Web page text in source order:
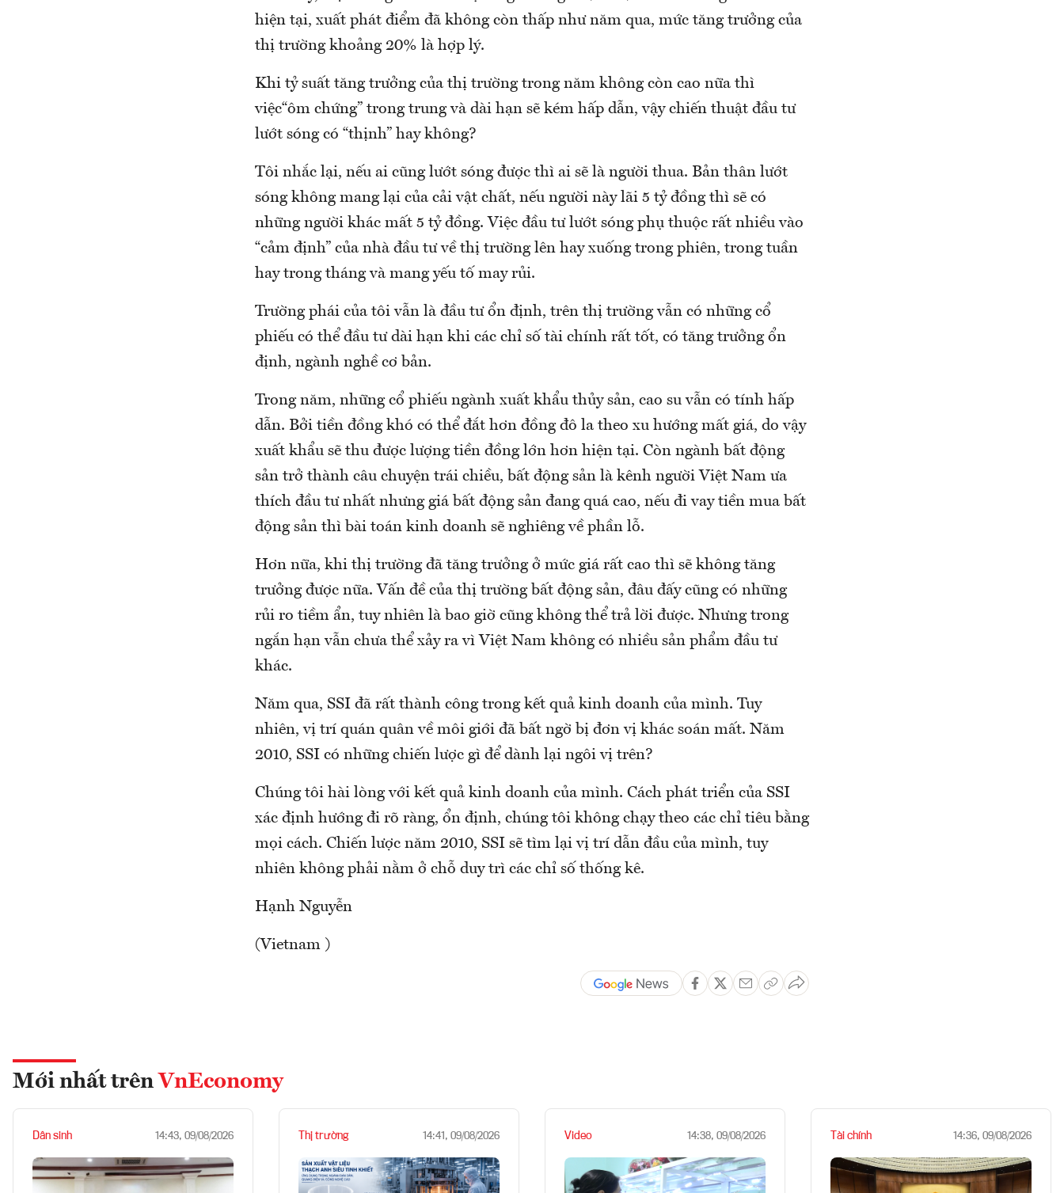
hiện tại, xuất phát điểm đã không còn thấp như năm qua, mức tăng trưởng của
thị trường khoảng 20% là hợp lý.
Khi tỷ suất tăng trưởng của thị trường trong năm không còn cao nữa thì
việc“ôm chứng” trong trung và dài hạn sẽ kém hấp dẫn, vậy chiến thuật đầu tư
lướt sóng có “thịnh” hay không?
Tôi nhắc lại, nếu ai cũng lướt sóng được thì ai sẽ là người thua. Bản thân lướt
sóng không mang lại của cải vật chất, nếu người này lãi 5 tỷ đồng thì sẽ có
những người khác mất 5 tỷ đồng. Việc đầu tư lướt sóng phụ thuộc rất nhiều vào
“cảm định” của nhà đầu tư về thị trường lên hay xuống trong phiên, trong tuần
hay trong tháng và mang yếu tố may rủi.
Trường phái của tôi vẫn là đầu tư ổn định, trên thị trường vẫn có những cổ
phiếu có thể đầu tư dài hạn khi các chỉ số tài chính rất tốt, có tăng trưởng ổn
định, ngành nghề cơ bản.
Trong năm, những cổ phiếu ngành xuất khẩu thủy sản, cao su vẫn có tính hấp
dẫn. Bởi tiền đồng khó có thể đắt hơn đồng đô la theo xu hướng mất giá, do vậy
xuất khẩu sẽ thu được lượng tiền đồng lớn hơn hiện tại. Còn ngành bất động
sản trở thành câu chuyện trái chiều, bất động sản là kênh người Việt Nam ưa
thích đầu tư nhất nhưng giá bất động sản đang quá cao, nếu đi vay tiền mua bất
động sản thì bài toán kinh doanh sẽ nghiêng về phần lỗ.
Hơn nữa, khi thị trường đã tăng trưởng ở mức giá rất cao thì sẽ không tăng
trưởng được nữa. Vấn đề của thị trường bất động sản, đâu đấy cũng có những
rủi ro tiềm ẩn, tuy nhiên là bao giờ cũng không thể trả lời được. Nhưng trong
ngắn hạn vẫn chưa thể xảy ra vì Việt Nam không có nhiều sản phẩm đầu tư
khác.
Năm qua, SSI đã rất thành công trong kết quả kinh doanh của mình. Tuy
nhiên, vị trí quán quân về môi giới đã bất ngờ bị đơn vị khác soán mất. Năm
2010, SSI có những chiến lược gì để dành lại ngôi vị trên?
Chúng tôi hài lòng với kết quả kinh doanh của mình. Cách phát triển của SSI
xác định hướng đi rõ ràng, ổn định, chúng tôi không chạy theo các chỉ tiêu bằng
mọi cách. Chiến lược năm 2010, SSI sẽ tìm lại vị trí dẫn đầu của mình, tuy
nhiên không phải nằm ở chỗ duy trì các chỉ số thống kê.
Hạnh Nguyễn
(Vietnam )
Mới nhất trên VnEconomy
Dân sinh 14:43, 09/08/2026 Thị trường 14:41, 09/08/2026 Video 14:38, 09/08/2026 Tài chính 14:36, 09/08/2026